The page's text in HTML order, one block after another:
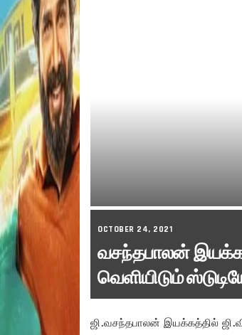
OCTOBER 24, 2021
வசந்தபாலன்
வெளியிடும்
ஜி.வசந்தபாலன் இயக்கத்தில்